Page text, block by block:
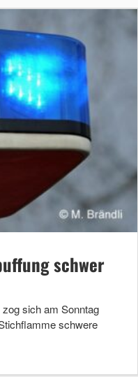
schwer
sich am Sonntag
schwere